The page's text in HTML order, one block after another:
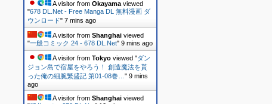
A visitor from Okayamaviewed
"678 DL.Net - Free Manga DL 無料漫画 ダ
ウンロード" 7 mins ago
A visitor from Shanghaiviewed
"一般コミック 24 - 678 DL.Net" 9 mins ago
A visitor from Tokyoviewed "ダン
ジョン島で宿屋をやろう！ 創造魔法を貰
った俺の細腕繁盛記 第01-08巻… " 9 mins
ago
A visitor from Shanghaiviewed